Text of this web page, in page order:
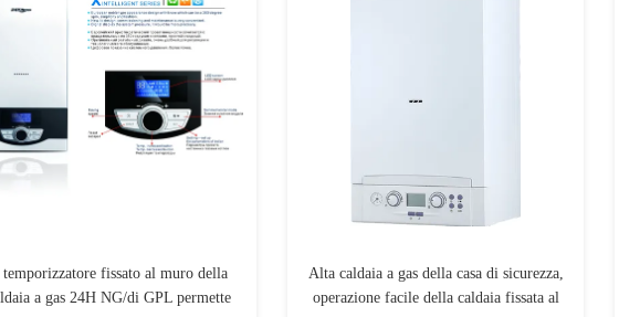
fissato al muro della
a gas 24H NG/di GPL permette
Alta caldaia a gas della casa di sicurezza,
operazione facile della caldaia fissata al